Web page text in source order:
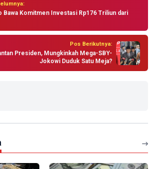
Bawa Komitmen Investasi Rp176 Triliun dari
Pos Berikutnya:
Presiden, Mungkinkah Mega-SBY-
Jokowi Duduk Satu Meja?